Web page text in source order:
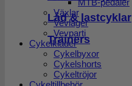
Låd & lastcyklar
Trainers
MTB-pedaler
Växlar
Vevlager
Vevparti
Cykelkläder
Cykelbyxor
Cykelshorts
Cykeltröjor